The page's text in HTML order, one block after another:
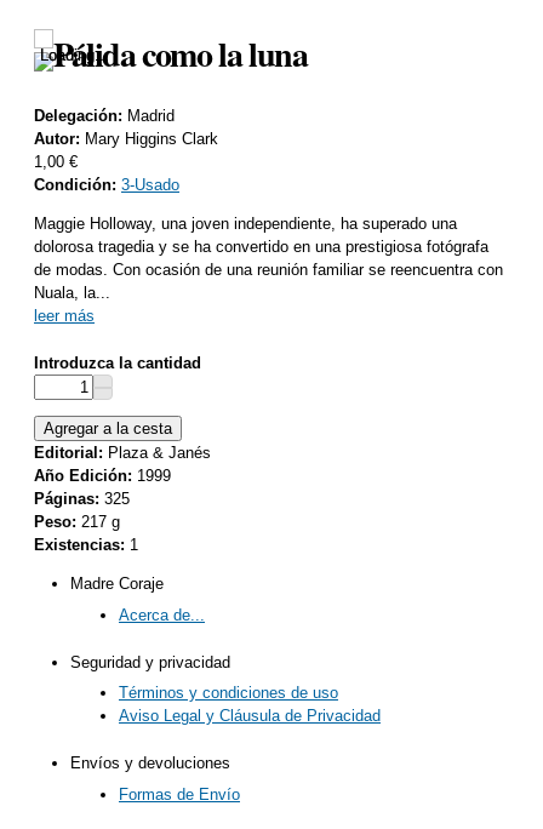
Loading...
Loading...
Pálida como la luna
Delegación: Madrid
Autor: Mary Higgins Clark
1,00 €
Condición: 3-Usado
Maggie Holloway, una joven independiente, ha superado una
dolorosa tragedia y se ha convertido en una prestigiosa fotógrafa
de modas. Con ocasión de una reunión familiar se reencuentra con
Nuala, la...
leer más
Introduzca la cantidad
Editorial: Plaza & Janés
Año Edición: 1999
Páginas: 325
Peso: 217 g
Existencias: 1
Madre Coraje
Acerca de...
Seguridad y privacidad
Términos y condiciones de uso
Aviso Legal y Cláusula de Privacidad
Envíos y devoluciones
Formas de Envío